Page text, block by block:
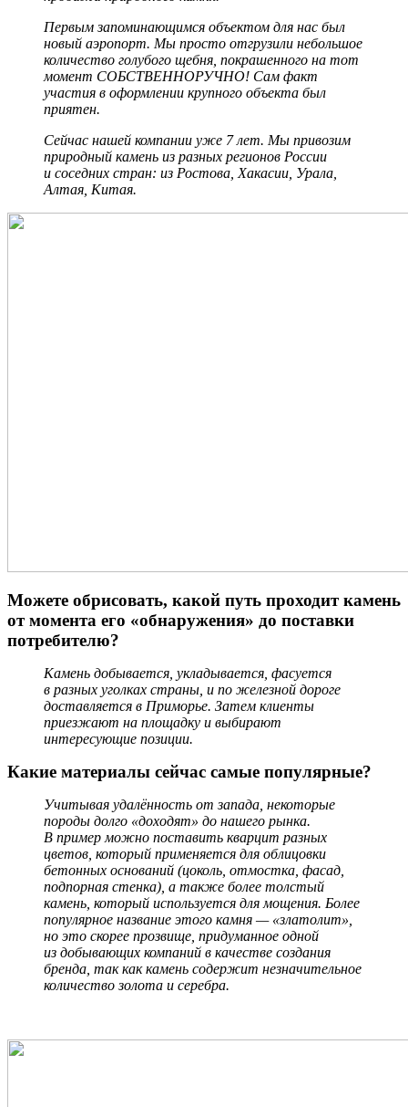
Первым запоминающимся объектом для нас был
новый аэропорт. Мы просто отгрузили небольшое
количество голубого щебня, покрашенного на тот
момент СОБСТВЕННОРУЧНО! Сам факт
участия в оформлении крупного объекта был
приятен.
Сейчас нашей компании уже 7 лет. Мы привозим
природный камень из разных регионов России
и соседних стран: из Ростова, Хакасии, Урала,
Алтая, Китая.
Можете обрисовать, какой путь проходит камень
от момента его «обнаружения» до поставки
потребителю?
Камень добывается, укладывается, фасуется
в разных уголках страны, и по железной дороге
доставляется в Приморье. Затем клиенты
приезжают на площадку и выбирают
интересующие позиции.
Какие материалы сейчас самые популярные?
Учитывая удалённость от запада, некоторые
породы долго «доходят» до нашего рынка.
В пример можно поставить кварцит разных
цветов, который применяется для облицовки
бетонных оснований (цоколь, отмостка, фасад,
подпорная стенка), а также более толстый
камень, который используется для мощения. Более
популярное название этого камня — «златолит»,
но это скорее прозвище, придуманное одной
из добывающих компаний в качестве создания
бренда, так как камень содержит незначительное
количество золота и серебра.